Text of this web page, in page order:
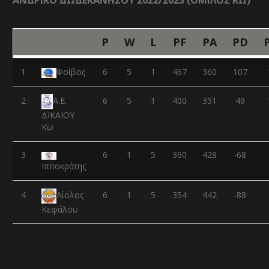
P W L PF PA PD
1 Φοίβος 6 5 1 467 360 107
2
Α.Ε.
ΔΙΚΑΙΟΥ
Κω
6 5 1 400 351 49
3
Ιπποκράτης
6 1 5 360 428 -68
4
Αίολος
Κεφάλου
6 1 5 354 442 -88